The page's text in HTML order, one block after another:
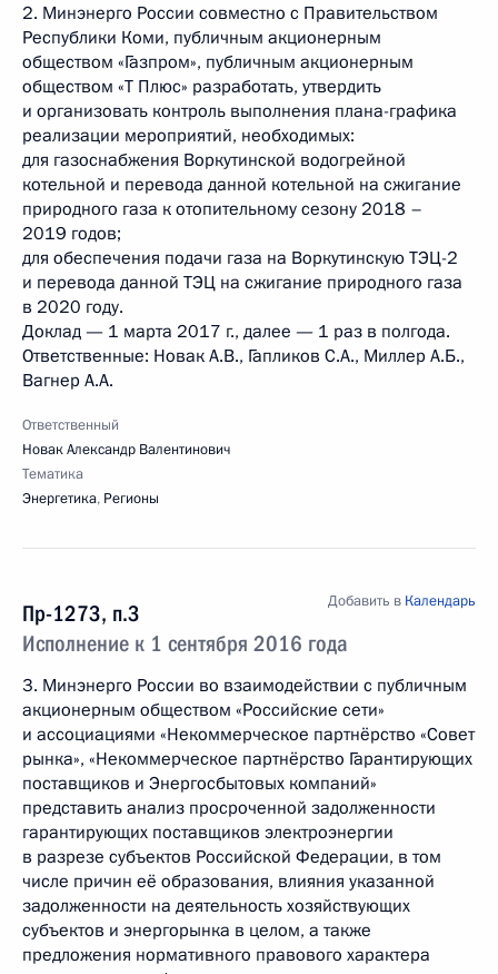
2. Минэнерго России совместно с Правительством
Республики Коми, публичным акционерным
обществом «Газпром», публичным акционерным
обществом «Т Плюс» разработать, утвердить
и организовать контроль выполнения плана-графика
реализации мероприятий, необходимых:
для газоснабжения Воркутинской водогрейной
котельной и перевода данной котельной на сжигание
природного газа к отопительному сезону 2018 –
2019 годов;
для обеспечения подачи газа на Воркутинскую ТЭЦ-2
и перевода данной ТЭЦ на сжигание природного газа
в 2020 году.
Доклад — 1 марта 2017 г., далее — 1 раз в полгода.
Ответственные: Новак А.В., Гапликов С.А., Миллер А.Б.,
Вагнер А.А.
Ответственный
Новак Александр Валентинович
Тематика
Энергетика, Регионы
Пр-1273, п.3
Исполнение к 1 сентября 2016 года
Добавить в Календарь
3. Минэнерго России во взаимодействии с публичным
акционерным обществом «Российские сети»
и ассоциациями «Некоммерческое партнёрство «Совет
рынка», «Некоммерческое партнёрство Гарантирующих
поставщиков и Энергосбытовых компаний»
представить анализ просроченной задолженности
гарантирующих поставщиков электроэнергии
в разрезе субъектов Российской Федерации, в том
числе причин её образования, влияния указанной
задолженности на деятельность хозяйствующих
субъектов и энергорынка в целом, а также
предложения нормативного правового характера